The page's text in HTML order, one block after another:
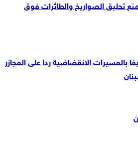
تحليق الصواريخ والطائرات فوق
بالمسيرات الانقضاضية ردا على المجازر